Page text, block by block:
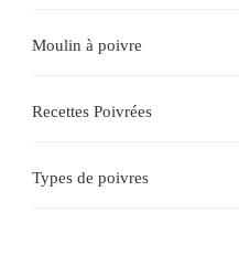
Moulin à poivre
Recettes Poivrées
Types de poivres